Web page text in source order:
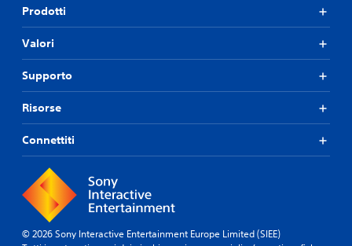
Prodotti
Valori
Supporto
Risorse
Connettiti
© 2026 Sony Interactive Entertainment Europe Limited (SIEE)